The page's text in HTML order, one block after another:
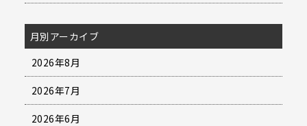
月別アーカイブ
2026年8月
2026年7月
2026年6月